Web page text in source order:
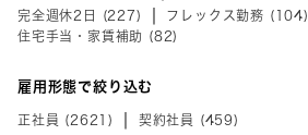
完全週休2日 (227)
フレックス勤務 (104)
住宅手当・家賃補助 (82)
雇用形態で絞り込む
正社員 (2621) 契約社員 (459)